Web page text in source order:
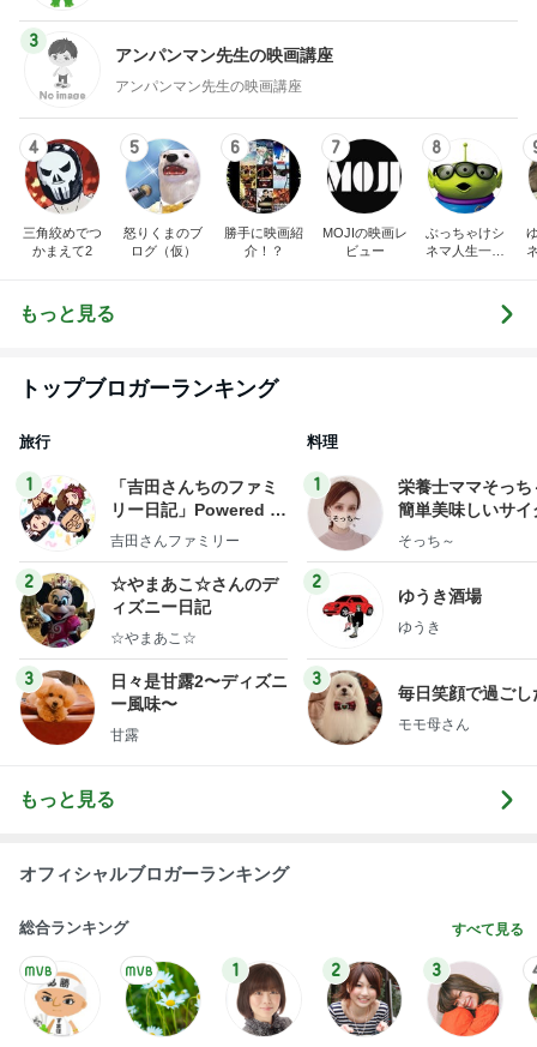
3
アンパンマン先生の映画講座
アンパンマン先生の映画講座
4
三角絞めでつ
かまえて2
5
怒りくまのブ
ログ（仮）
6
勝手に映画紹
介！？
7
MOJIの映画レ
ビュー
8
ぶっちゃけシ
ネマ人生一直
もっと見る
トップブロガーランキング
旅行
1
「吉田さんちのファミ
リー日記」Powered b
y Ameba 吉田さんファ
ログ
吉田さんファミリー
2
☆やまあこ☆さんのデ
ィズニー日記
☆やまあこ☆
3
日々是甘露2〜ディズニ
ー風味〜
甘露
料理
1
栄養士ママそっち
簡単美味しいサイ
献立
そっち～
2
ゆうき酒場
ゆうき
3
毎日笑顔で過ごし
モモ母さん
もっと見る
オフィシャルブロガーランキング
総合ランキング すべて見る
1 2 3